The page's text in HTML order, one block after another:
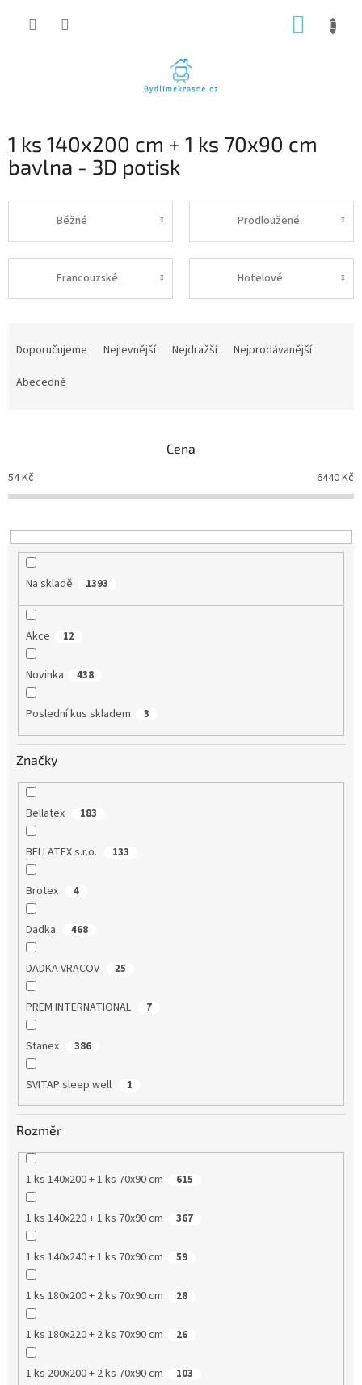
1 ks 140x200 cm + 1 ks 70x90 cm
bavlna - 3D potisk
Běžné Prodloužené
Francouzské Hotelové
o
d
k
t
Doporučujeme Nejlevnější Nejdražší
Nejprodávanější
Abecedně
Cena
54Kč 6440Kč
Na skladě 1393
Akce 12
Novinka 438
Poslední kus skladem 3
Značky
Bellatex 183
BELLATEX s.r.o. 133
Brotex 4
Dadka 468
DADKA VRACOV 25
PREM INTERNATIONAL 7
Stanex 386
SVITAP sleep well 1
Rozměr
1 ks 140x200 + 1 ks 70x90 cm 615
1 ks 140x220 + 1 ks 70x90 cm 367
1 ks 140x240 + 1 ks 70x90 cm 59
1 ks 180x200 + 2 ks 70x90 cm 28
1 ks 180x220 + 2 ks 70x90 cm 26
1 ks 200x200 + 2 ks 70x90 cm 103